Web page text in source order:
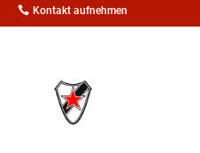
 Kontakt aufnehmen